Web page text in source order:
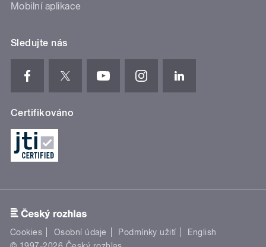
Mobilní aplikace
Sledujte nás
Certifikováno
Cookies Osobní údaje Podmínky užití
English